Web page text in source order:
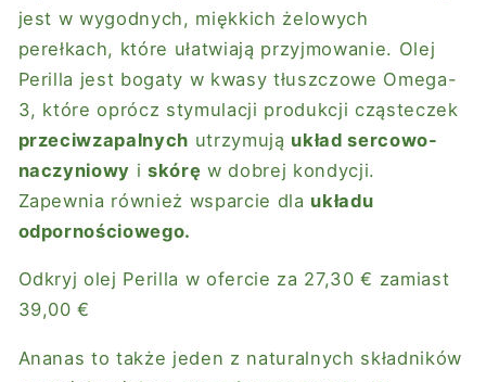
jest w wygodnych, miękkich żelowych
perełkach, które ułatwiają przyjmowanie. Olej
Perilla jest bogaty w kwasy tłuszczowe Omega-
3, które oprócz stymulacji produkcji cząsteczek
przeciwzapalnych utrzymują układ sercowo-
naczyniowy iskórę w dobrej kondycji.
Zapewnia również wsparcie dla układu
odpornościowego.
Odkryj olej Perilla w ofercie za 27,30 € zamiast
39,00 €
Ananas to także jeden z naturalnych składników